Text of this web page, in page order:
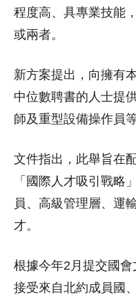
程度高、具專業技能
或兩者。
新方案提出，向擁有
中位數聘書的人士提
師及重型設備操作員等
文件指出，此舉旨在
「國際人才吸引戰略
員、高級管理層、運
才。
根據今年2月提交國
接受來自北約成員國